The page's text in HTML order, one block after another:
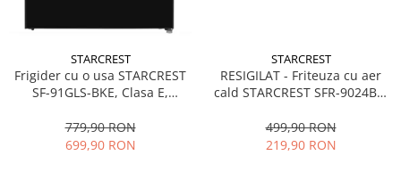
STARCREST
Frigider cu o usa STARCREST
SF-91GLS-BKE, Clasa E,
interioara, H 83 cm, Sticla
Neagra
779,90 RON
699,90 RON
STARCREST
RESIGILAT - Friteuza cu aer
cald STARCREST SFR-9024BK,
Termostat 80 - 200 °C, 12
programe, Negru
499,90 RON
219,90 RON